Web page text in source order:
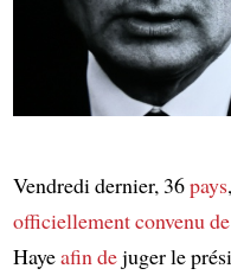
Vendredi dernier, 36pays,
officiellement convenu de
Hayeafin dejuger le